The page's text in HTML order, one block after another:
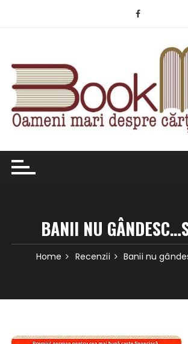
BANII NU
Home Recenzii Banii nu